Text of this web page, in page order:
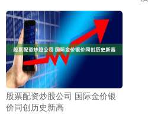
股票配资炒股公司 国际金价银
价同创历史新高